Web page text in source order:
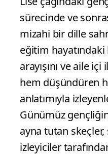
sürecinde ve
mizahi bir dille
eğitim hayatındaki
arayışını ve aile
hem düşündüren
anlatımıyla
Günümüz
ayna tutan
izleyiciler